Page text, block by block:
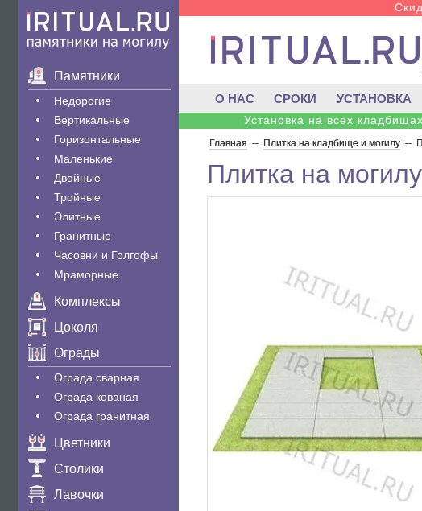
Памятники
Недорогие
Вертикальные
Горизонтальные
Маленькие
Двойные
Тройные
Элитные
Гранитные
Часовни и Голгофы
Мраморные
Комплексы
Цоколя
Ограды
Ограда сварная
Ограда кованая
Ограда гранитная
Цветники
Столики
Лавочки
О НАС СРОКИ УСТАНОВКА
Установка на всех
Главная -- Плитка на кладбище и могилу --
Плитка на